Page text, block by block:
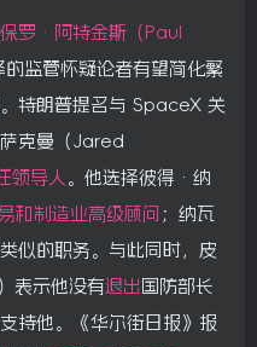
保罗·阿特金斯（Paul
的监管怀疑论者有望简化繁
特朗普提名与 SpaceX 关
克曼（Jared
领导人
。他选择彼得·纳
和制造业高级顾问 ；纳瓦
似的职务。与此同时，皮
表示他没有退出 国防部长
持他。《华尔街日报》报